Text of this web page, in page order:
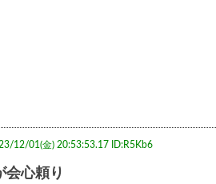
12/01(金) 20:53:53.17 ID:R5Kb6
会心頼り